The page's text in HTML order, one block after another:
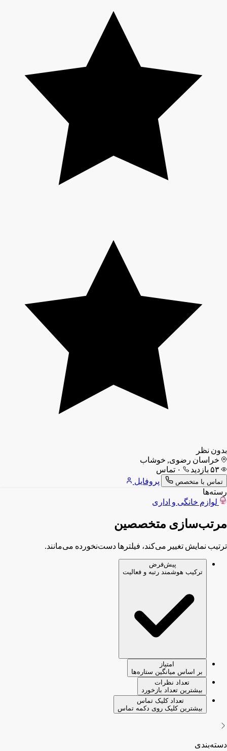
بدون نظر
خراسان رضوی, خوشاب
تماس با متخصص
پروفایل
رسته‌ها
لوازم خانگی و اداری
مرتب‌سازی متخصصین
ترتیب نمایش تغییر می‌کند، فیلترها دست‌نخورده می‌مانند.
پیش‌فرض
ترکیب هوشمند رتبه و فعالیت
امتیاز
بر اساس میانگین ستاره‌ها
تعداد نظرات
بیشترین تعداد بازخورد
تعداد کلیک تماس
بیشترین کلیک روی دکمه تماس
دسته‌بندی